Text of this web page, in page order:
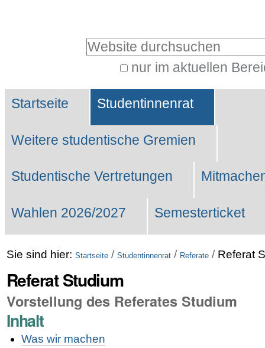
Website durchsuchen
nur im aktuellen
Suche…
Sektionen
Startseite Studentinnenrat
Weitere studentische Gremien
Studentische Vertretungen
Wahlen 2026/2027 Semesterticket
Sie sind hier: Startseite / Studentinnenrat / Referate / Referat
Referat Studium
Vorstellung des Referates Studium
Inhalt
Was wir machen